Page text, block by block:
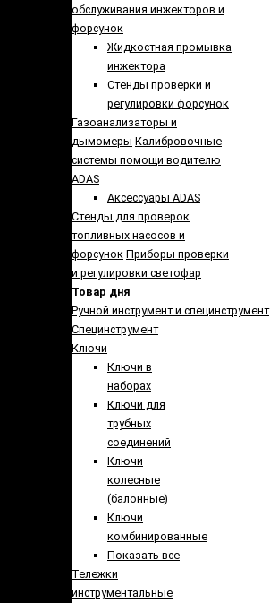
обслуживания инжекторов и
форсунок
Жидкостная промывка
инжектора
Стенды проверки и
регулировки форсунок
Газоанализаторы и
дымомеры Калибровочные
системы помощи водителю
ADAS
Аксессуары ADAS
Стенды для проверок
топливных насосов и
форсунок Приборы проверки
и регулировки светофар
Товар дня
Ручной инструмент и специнструмент
Специнструмент
Ключи
Ключи в
наборах
Ключи для
трубных
соединений
Ключи
колесные
(балонные)
Ключи
комбинированные
Показать все
Тележки
инструментальные